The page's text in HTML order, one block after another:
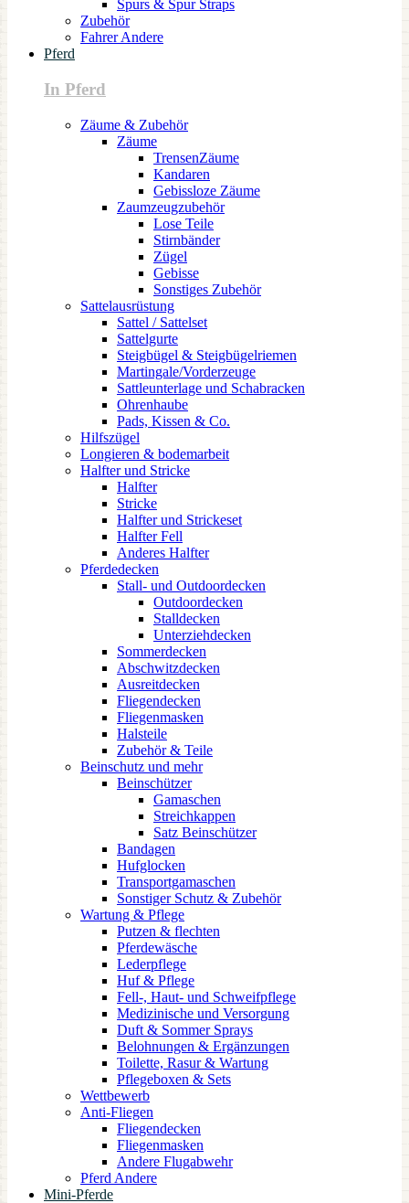
Spurs & Spur Straps
Zubehör
Fahrer Andere
Pferd
In Pferd
Zäume & Zubehör
Zäume
TrensenZäume
Kandaren
Gebissloze Zäume
Zaumzeugzubehör
Lose Teile
Stirnbänder
Zügel
Gebisse
Sonstiges Zubehör
Sattelausrüstung
Sattel / Sattelset
Sattelgurte
Steigbügel & Steigbügelriemen
Martingale/Vorderzeuge
Sattleunterlage und Schabracken
Ohrenhaube
Pads, Kissen & Co.
Hilfszügel
Longieren & bodemarbeit
Halfter und Stricke
Halfter
Stricke
Halfter und Strickeset
Halfter Fell
Anderes Halfter
Pferdedecken
Stall- und Outdoordecken
Outdoordecken
Stalldecken
Unterziehdecken
Sommerdecken
Abschwitzdecken
Ausreitdecken
Fliegendecken
Fliegenmasken
Halsteile
Zubehör & Teile
Beinschutz und mehr
Beinschützer
Gamaschen
Streichkappen
Satz Beinschützer
Bandagen
Hufglocken
Transportgamaschen
Sonstiger Schutz & Zubehör
Wartung & Pflege
Putzen & flechten
Pferdewäsche
Lederpflege
Huf & Pflege
Fell-, Haut- und Schweifpflege
Medizinische und Versorgung
Duft & Sommer Sprays
Belohnungen & Ergänzungen
Toilette, Rasur & Wartung
Pflegeboxen & Sets
Wettbewerb
Anti-Fliegen
Fliegendecken
Fliegenmasken
Andere Flugabwehr
Pferd Andere
Mini-Pferde